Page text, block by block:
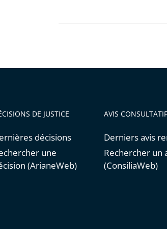
DE JUSTICE
décisions
une
(ArianeWeb)
AVIS
Derniers avis
Rechercher un
(ConsiliaWeb)